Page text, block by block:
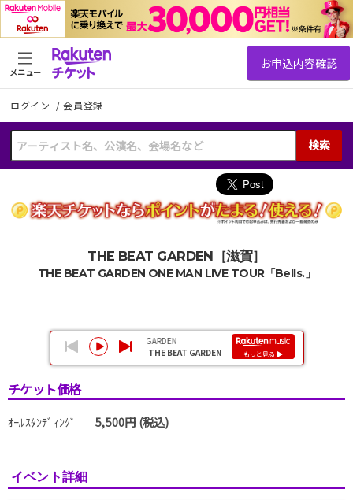
ログイン /会員登録
検索
メニュー
THE BEAT GARDEN［滋賀］
THE BEAT GARDEN ONE MAN LIVE TOUR「Bells.」
チケット価格
ｵｰﾙｽﾀﾝﾃﾞｨﾝｸﾞ 5,500円 (税込)
イベント詳細